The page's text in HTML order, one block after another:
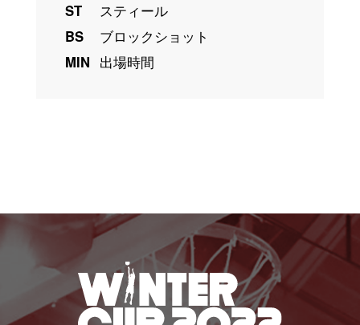
ST
スティール
BS
ブロックショット
MIN 出場時間